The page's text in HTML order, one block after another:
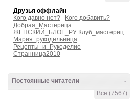
Друзья оффлайн
Кого давно нет?
Кого добавить?
Добрая_Мастерица
ЖЕНСКИЙ_БЛОГ_РУ Клуб_мастериц
Мария_рукодельница
Рецепты_и_Рукоделие
Странница2010
-
Постоянные читатели
Все (7567)